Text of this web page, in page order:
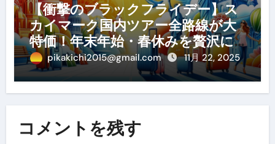
【衝撃のブラックフライデー】ス
カイマーク国内ツアー全路線が大
特価！年末年始・春休みを贅沢に
過ごす賢い予約ガイド
pikakichi2015@gmail.com 11月 22, 2025
コメントを残す